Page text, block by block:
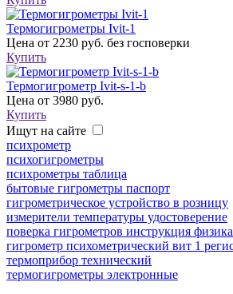
Термогигрометры Ivit-1
Цена от 2230 руб. без госповерки
Купить
Термогигрометр Ivit-s-1-b
Цена от 3980 руб.
Купить
Ищут на сайте
психрометр
психогигрометры
психрометры таблица
бытовые гигрометры паспорт
гигрометрическое устройство в розницу
измерители температуры удостоверение
поверка гигрометров инструкция физика
гигрометр психометрический вит 1
термоприбор технический
термогигрометры электронные